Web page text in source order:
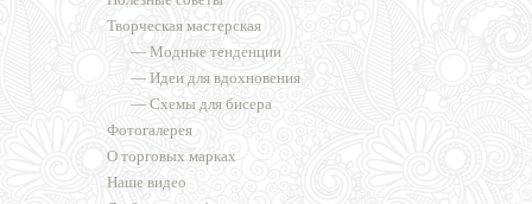
Творческая мастерская
— Модные тенденции
— Идеи для вдохновения
— Схемы для бисера
Фотогалерея
О торговых марках
Наше видео